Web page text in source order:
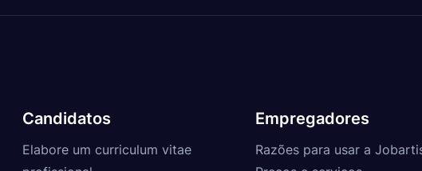
Candidatos
Elabore um curriculum vitae
Empregadores
Razões para usar a